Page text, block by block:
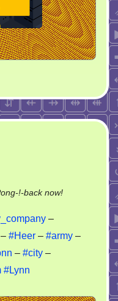
!-back now!on
delivery
–
– #Heer – #army –
– #city –
#Lynn